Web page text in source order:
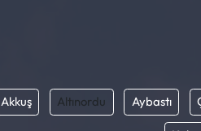
Akkuş Altınordu Aybastı